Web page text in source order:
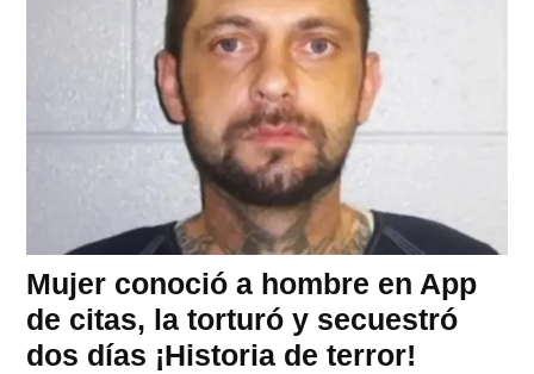
Mujer conoció a hombre en App
de citas, la torturó y secuestró
dos días ¡Historia de terror!